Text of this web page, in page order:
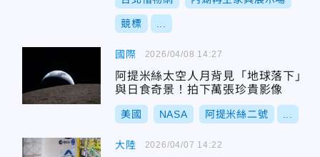
競標
國際
阿提米絲太空人月背見「地球落下」
與日食奇景！拍下萬張珍貴影像
美國 NASA 阿提米絲二號
2026/04/08 14:27
大陸 2026/04/07 14:22